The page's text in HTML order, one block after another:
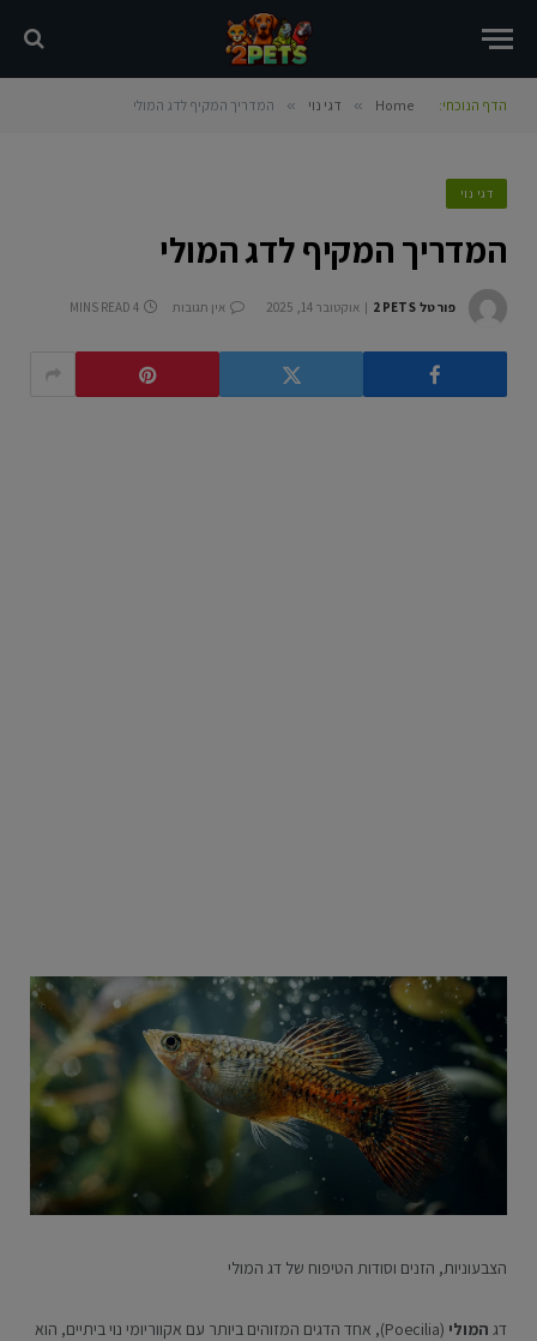
הדף הנוכחי: Home
» דגי נוי » המדריך המקיף לדג המולי
דגי נוי
המדריך המקיף לדג המולי
פורטל 2PETS אוקטובר 14, 2025 אין תגובות 4 MINS READ
הצבעוניות, הזנים וסודות הטיפוח של דג המולי
דג המולי
(Poecilia), אחד הדגים המזוהים ביותר עם אקווריומי נוי ביתיים, הוא